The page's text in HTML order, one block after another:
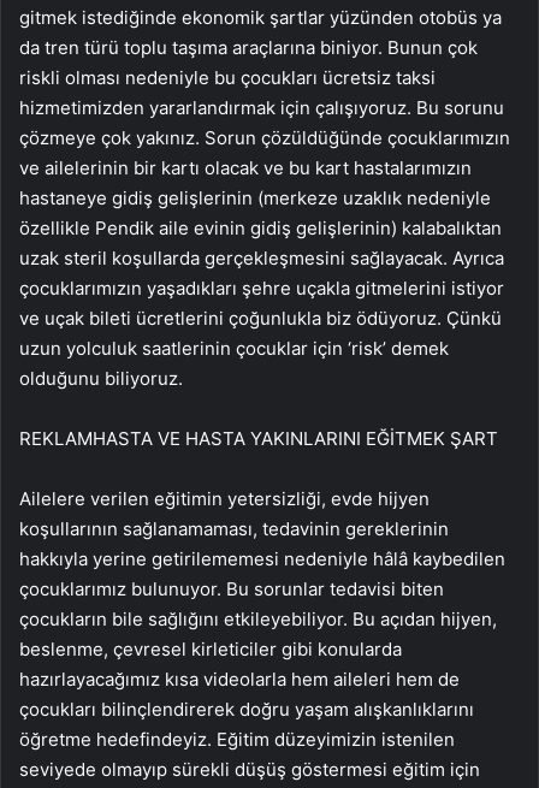
gitmek istediğinde ekonomik şartlar yüzünden otobüs ya
da tren türü toplu taşıma araçlarına biniyor. Bunun çok
riskli olması nedeniyle bu çocukları ücretsiz taksi
hizmetimizden yararlandırmak için çalışıyoruz. Bu sorunu
çözmeye çok yakınız. Sorun çözüldüğünde çocuklarımızın
ve ailelerinin bir kartı olacak ve bu kart hastalarımızın
hastaneye gidiş gelişlerinin (merkeze uzaklık nedeniyle
özellikle Pendik aile evinin gidiş gelişlerinin) kalabalıktan
uzak steril koşullarda gerçekleşmesini sağlayacak. Ayrıca
çocuklarımızın yaşadıkları şehre uçakla gitmelerini istiyor
ve uçak bileti ücretlerini çoğunlukla biz ödüyoruz. Çünkü
uzun yolculuk saatlerinin çocuklar için ‘risk’ demek
olduğunu biliyoruz.
REKLAMHASTA VE HASTA YAKINLARINI EĞİTMEK ŞART
Ailelere verilen eğitimin yetersizliği, evde hijyen
koşullarının sağlanamaması, tedavinin gereklerinin
hakkıyla yerine getirilememesi nedeniyle hâlâ kaybedilen
çocuklarımız bulunuyor. Bu sorunlar tedavisi biten
çocukların bile sağlığını etkileyebiliyor. Bu açıdan hijyen,
beslenme, çevresel kirleticiler gibi konularda
hazırlayacağımız kısa videolarla hem aileleri hem de
çocukları bilinçlendirerek doğru yaşam alışkanlıklarını
öğretme hedefindeyiz. Eğitim düzeyimizin istenilen
seviyede olmayıp sürekli düşüş göstermesi eğitim için